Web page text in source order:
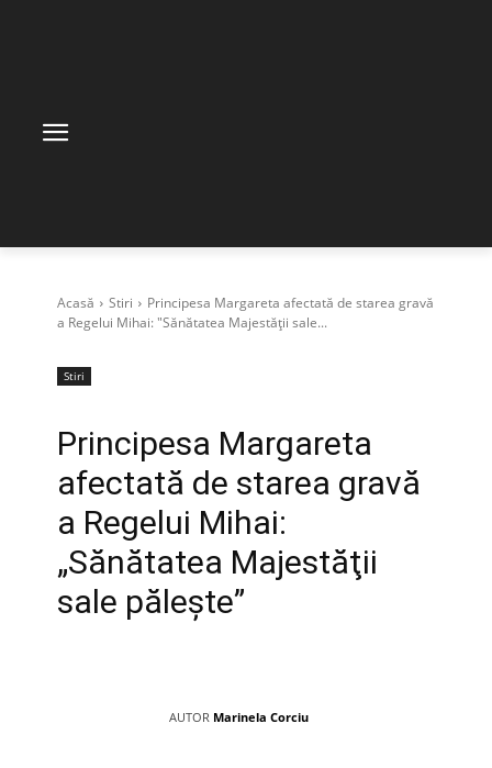
Acasă Stiri
Principesa Margareta afectată de starea gravă
a Regelui Mihai: "Sănătatea Majestăţii sale...
Stiri
Principesa Margareta
afectată de starea gravă
a Regelui Mihai:
„Sănătatea Majestăţii
sale păleşte”
AUTOR Marinela Corciu